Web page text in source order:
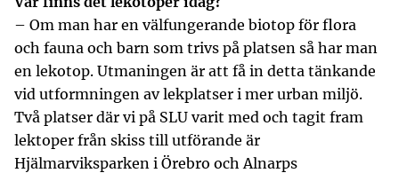
– Om man har en välfungerande biotop för flora
och fauna och barn som trivs på platsen så har man
en lekotop. Utmaningen är att få in detta tänkande
vid utformningen av lekplatser i mer urban miljö.
Två platser där vi på SLU varit med och tagit fram
lektoper från skiss till utförande är
Hjälmarviksparken i Örebro och Alnarps